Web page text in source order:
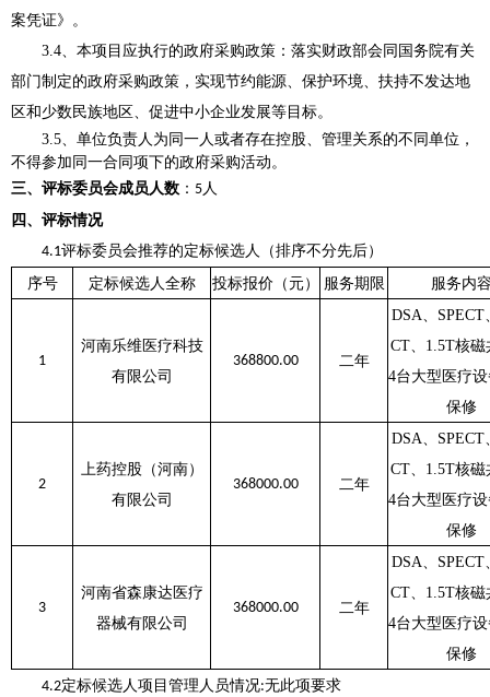
案凭证》。
3.4、 本项目应执行的政府采购政策：落实财政部会同国务院有关
部门制定的政府采购政策，实现节约能源、保护环境、扶持不发达地
区和少数民族地区、促进中小企业发展等目标。
3.5、单位负责人为同一人或者存在控股、管理关系的不同单位，
不得参加同一合同项下的政府采购活动。
三、评标委员会成员人数 ： 5人
四、评标情况
4.1评标委员会推荐的定标候选人（排序不分先后）
序号
定标候选人全称 投标报价（元） 服务期限 服务内
1
河南乐维医疗科技
有限公司
368800.00 二年
DSA、SPECT
CT、1.5T核磁
4台大型医疗
保修
2
上药控股（河南）
有限公司
368000.00 二年
DSA、SPECT
CT、1.5T核磁
4台大型医疗
保修
3
河南省森康达医疗
器械有限公司
368000.00 二年
DSA、SPECT
CT、1.5T核磁
4台大型医疗
保修
4.2定标候选人项目管理人员情况:无此项要求